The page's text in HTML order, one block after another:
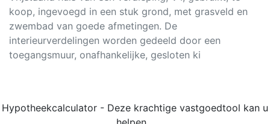
koop, ingevoegd in een stuk grond, met grasveld en
zwembad van goede afmetingen. De
interieurverdelingen worden gedeeld door een
toegangsmuur, onafhankelijke, gesloten ki
Hypotheekcalculator - Deze krachtige vastgoedtool kan u